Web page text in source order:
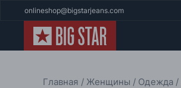
onlineshop@bigstarjeans.com
Главная Женщины Одежда